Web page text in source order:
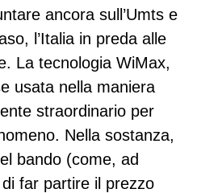
ancora sull’Umts e
l’Italia in preda alle
La tecnologia WiMax,
usata nella maniera
straordinario per
Nella sostanza,
bando (come, ad
far partire il prezzo